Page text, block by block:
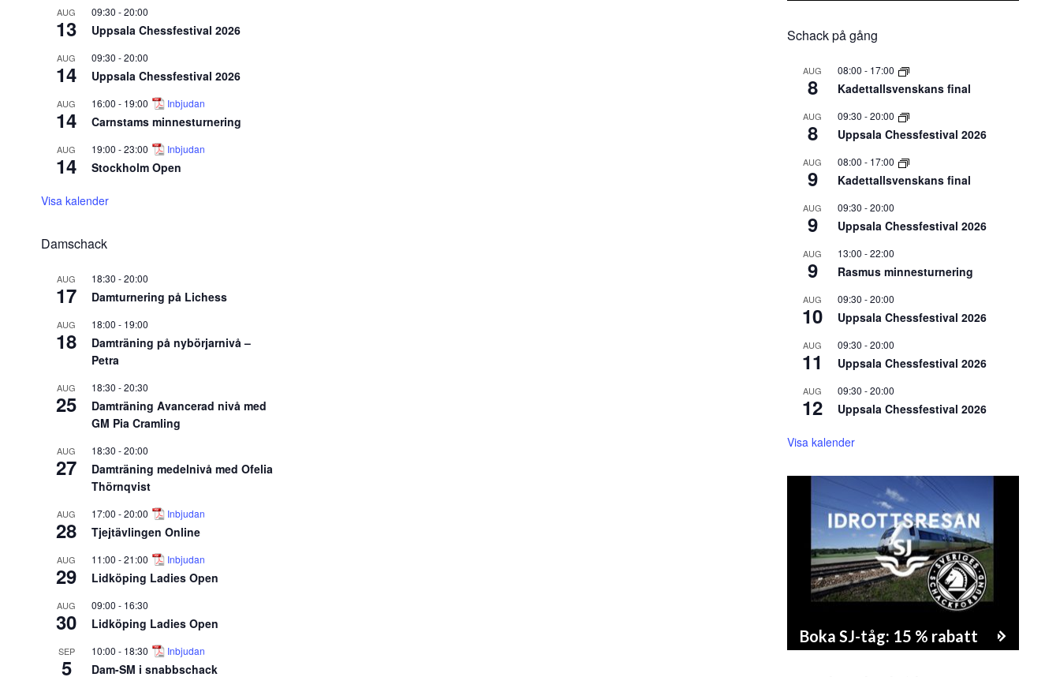
AUG
13
09:30 -20:00
Uppsala Chessfestival 2026
AUG
14
09:30 -20:00
Uppsala Chessfestival 2026
AUG
14
16:00 - 19:00 Inbjudan
Carnstams minnesturnering
AUG
14
19:00 -23:00 Inbjudan
Stockholm Open
Visa kalender
Damschack
AUG
17
18:30 -20:00
Damturnering på Lichess
AUG
18
18:00 - 19:00
Damträning på nybörjarnivå –
Petra
AUG
25
18:30 -20:30
Damträning Avancerad nivå med
GM Pia Cramling
AUG
27
18:30 -20:00
Damträning medelnivå med Ofelia
Thörnqvist
AUG
28
17:00 -20:00 Inbjudan
Tjejtävlingen Online
AUG
29
11:00 -21:00 Inbjudan
Lidköping Ladies Open
AUG
30
09:00 - 16:30
Lidköping Ladies Open
SEP
5
10:00 - 18:30 Inbjudan
Dam-SM i snabbschack
Schack på gång
AUG
8
08:00 - 17:00
Kadettallsvenskans final
AUG
8
09:30 -20:00
Uppsala Chessfestival 2026
AUG
9
08:00 - 17:00
Kadettallsvenskans final
AUG
9
09:30 -20:00
Uppsala Chessfestival 2026
AUG
9
13:00 -22:00
Rasmus minnesturnering
AUG
10
09:30 -20:00
Uppsala Chessfestival 2026
AUG
11
09:30 -20:00
Uppsala Chessfestival 2026
AUG
12
09:30 -20:00
Uppsala Chessfestival 2026
Visa kalender
Boka SJ-tåg: 15 % rabatt